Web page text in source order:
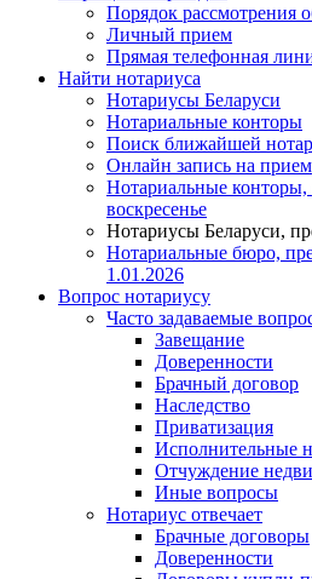
Порядок рассмотрения
Личный прием
Прямая телефонная
Найти нотариуса
Нотариусы Беларуси
Нотариальные конторы
Поиск ближайшей
Онлайн запись на прием
Нотариальные
воскресенье
Нотариусы Беларуси,
Нотариальные бюро,
1.01.2026
Вопрос нотариусу
Часто задаваемые
Завещание
Доверенности
Брачный договор
Наследство
Приватизация
Исполнительные
Отчуждение
Иные вопросы
Нотариус отвечает
Брачные договоры
Доверенности